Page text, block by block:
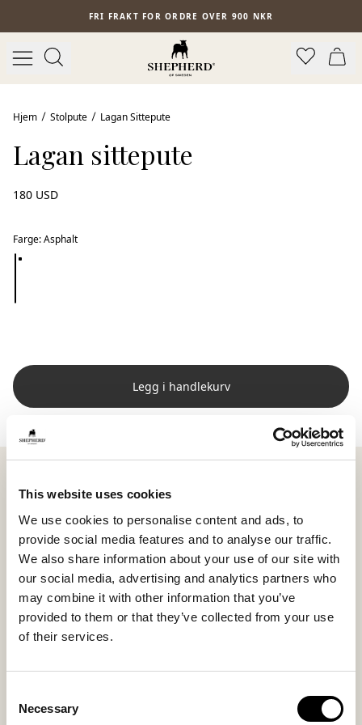
This website uses cookies
We use cookies to personalise content and ads, to
provide social media features and to analyse our traffic.
We also share information about your use of our site with
our social media, advertising and analytics partners who
may combine it with other information that you’ve
provided to them or that they’ve collected from your use
of their services.
Selection
Necessary
Hopp til hovedinnholdFRI FRAKT FOR ORDRE OVER 900 NKR
Hjem Stolpute Lagan Sittepute
Lagan sittepute
180 USD
Farge:Asphalt
Legg i handlekurv
restbiter av saueskinn, hvor overskuddsmateriale tas
vare på med omtanke. Det vevde mønsteret gir puten
en levende struktur og gjør hvert eksemplar unikt i
uttrykket.
Den avlange formen passer perfekt på en benk i
gangen, ved spisebordet eller andre steder hvor du
ønsker å tilføre naturlig varme og komfortabel
Lagan en behagelig sitteplass samtidig som det